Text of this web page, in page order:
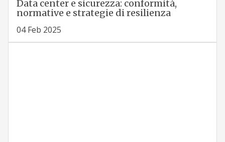
Data center e sicurezza: conformità,
normative e strategie di resilienza
04 Feb 2025